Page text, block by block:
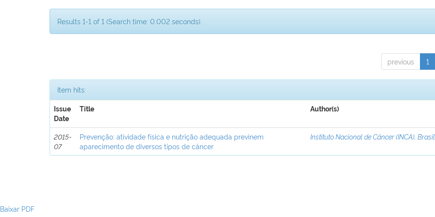
Results 1-1 of 1 (Search time: 0.002 seconds).
previous 1
Item hits:
Issue
Date
Title Author(s)
2015-
07
Prevenção: atividade física e nutrição adequada previnem
aparecimento de diversos tipos de câncer
Instituto Nacional de Câncer (INCA), Brasil
Baixar PDF